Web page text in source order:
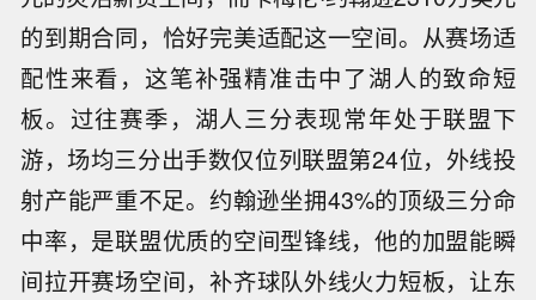
的到期合同，恰好完美适配这一空间。从赛场适
配性来看，这笔补强精准击中了湖人的致命短
板。过往赛季，湖人三分表现常年处于联盟下
游，场均三分出手数仅位列联盟第24位，外线投
射产能严重不足。约翰逊坐拥43%的顶级三分命
中率，是联盟优质的空间型锋线，他的加盟能瞬
间拉开赛场空间，补齐球队外线火力短板，让东